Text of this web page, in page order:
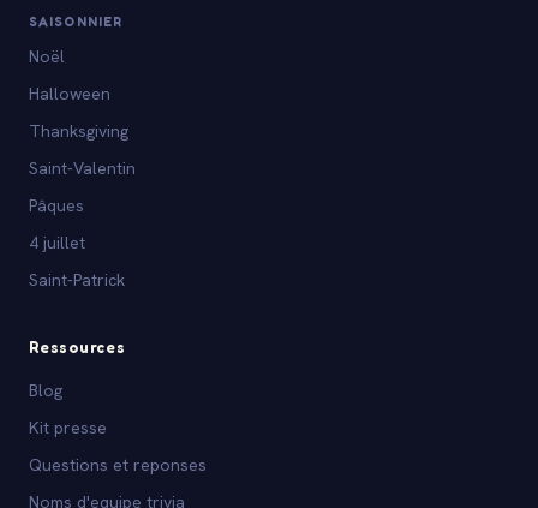
SAISONNIER
Noël
Halloween
Thanksgiving
Saint-Valentin
Pâques
4 juillet
Saint-Patrick
Ressources
Blog
Kit presse
Questions et reponses
Noms d'equipe trivia